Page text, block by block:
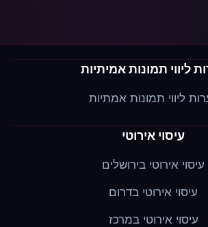
ליווי תמונות אמיתיות
ליווי תמונות אמתיות
עיסוי אירוטי
עיסוי אירוטי בירושלים
עיסוי אירוטי בדרום
עיסוי אירוטי במרכז